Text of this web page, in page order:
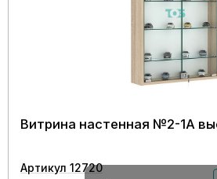
Витрина настенная №2-1А
Артикул 12720